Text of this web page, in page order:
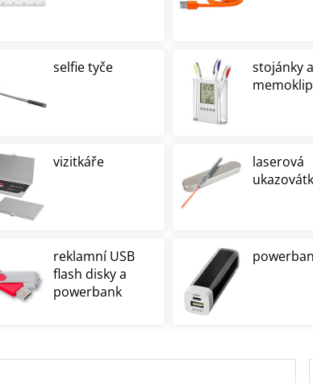
selfie tyče
stojánky a
vizitkáře
laserová
reklamní USB
flash disky a
powerbank